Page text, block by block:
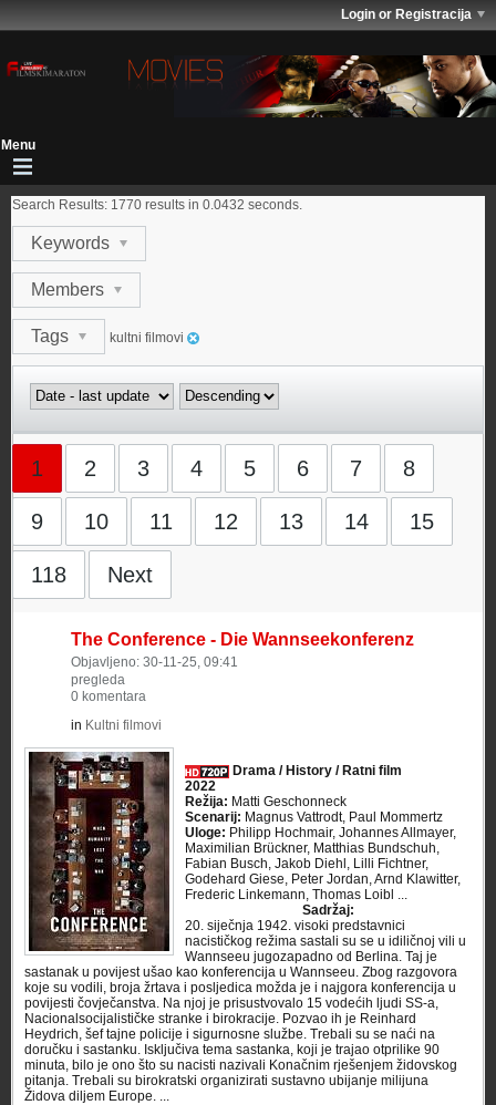
Login or Registracija
Search Results: 1770 results in 0.0432 seconds.
Keywords
Members
Tags kultni filmovi
1 2 3 4 5 6 7 8
9 10 11 12 13 14 15
118 Next
The Conference - Die Wannseekonferenz
Objavljeno: 30-11-25, 09:41
pregleda
0 komentara
in Kultni filmovi
Drama / History / Ratni film
2022
Režija: Matti Geschonneck
Scenarij: Magnus Vattrodt, Paul Mommertz
Uloge: Philipp Hochmair, Johannes Allmayer,
Maximilian Brückner, Matthias Bundschuh,
Fabian Busch, Jakob Diehl, Lilli Fichtner,
Godehard Giese, Peter Jordan, Arnd Klawitter,
Frederic Linkemann, Thomas Loibl ...
Sadržaj:
20. siječnja 1942. visoki predstavnici
nacističkog režima sastali su se u idiličnoj vili u
Wannseeu jugozapadno od Berlina. Taj je
sastanak u povijest ušao kao konferencija u Wannseeu. Zbog razgovora
koje su vodili, broja žrtava i posljedica možda je i najgora konferencija u
povijesti čovječanstva. Na njoj je prisustvovalo 15 vodećih ljudi SS-a,
Nacionalsocijalističke stranke i birokracije. Pozvao ih je Reinhard
Heydrich, šef tajne policije i sigurnosne službe. Trebali su se naći na
doručku i sastanku. Isključiva tema sastanka, koji je trajao otprilike 90
minuta, bilo je ono što su nacisti nazivali Konačnim rješenjem židovskog
pitanja. Trebali su birokratski organizirati sustavno ubijanje milijuna
Židova diljem Europe. ...